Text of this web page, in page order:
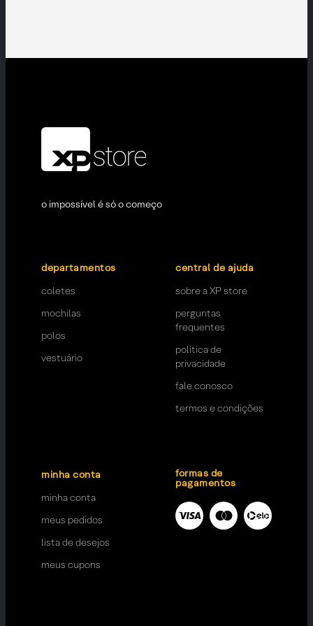
o impossível é só o começo
departamentos
coletes
mochilas
polos
vestuário
central de ajuda
sobre a XP store
perguntas
frequentes
política de
privacidade
fale conosco
termos e condições
minha conta
minha conta
meus pedidos
lista de desejos
meus cupons
formas de
pagamentos